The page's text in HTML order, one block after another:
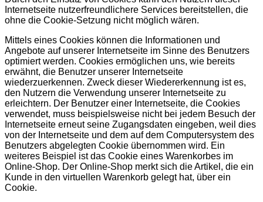
Internetseite nutzerfreundlichere Services bereitstellen, die
ohne die Cookie-Setzung nicht möglich wären.
Mittels eines Cookies können die Informationen und
Angebote auf unserer Internetseite im Sinne des Benutzers
optimiert werden. Cookies ermöglichen uns, wie bereits
erwähnt, die Benutzer unserer Internetseite
wiederzuerkennen. Zweck dieser Wiedererkennung ist es,
den Nutzern die Verwendung unserer Internetseite zu
erleichtern. Der Benutzer einer Internetseite, die Cookies
verwendet, muss beispielsweise nicht bei jedem Besuch der
Internetseite erneut seine Zugangsdaten eingeben, weil dies
von der Internetseite und dem auf dem Computersystem des
Benutzers abgelegten Cookie übernommen wird. Ein
weiteres Beispiel ist das Cookie eines Warenkorbes im
Online-Shop. Der Online-Shop merkt sich die Artikel, die ein
Kunde in den virtuellen Warenkorb gelegt hat, über ein
Cookie.